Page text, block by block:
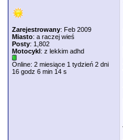
Zarejestrowany: Feb 2009
Miasto: a raczej wieś
Posty: 1,802
Motocykl: z lekkim adhd
Online: 2 miesiące 1 tydzień 2 dni
16 godz 6 min 14 s